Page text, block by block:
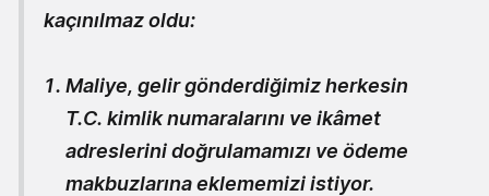
kaçınılmaz oldu:
Maliye, gelir gönderdiğimiz herkesin
T.C. kimlik numaralarını ve ikâmet
adreslerini doğrulamamızı ve ödeme
makbuzlarına eklememizi istiyor.